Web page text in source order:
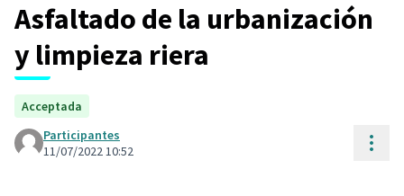
Asfaltado de la urbanización
y limpieza riera
Acceptada
Participantes
11/07/2022 10:52